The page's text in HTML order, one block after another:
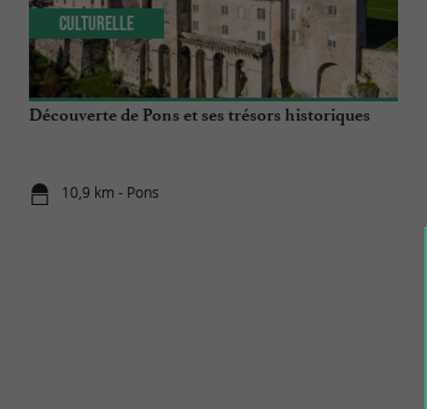
Découverte de Pons et ses trésors historiques
10,9 km - Pons
Culturelle